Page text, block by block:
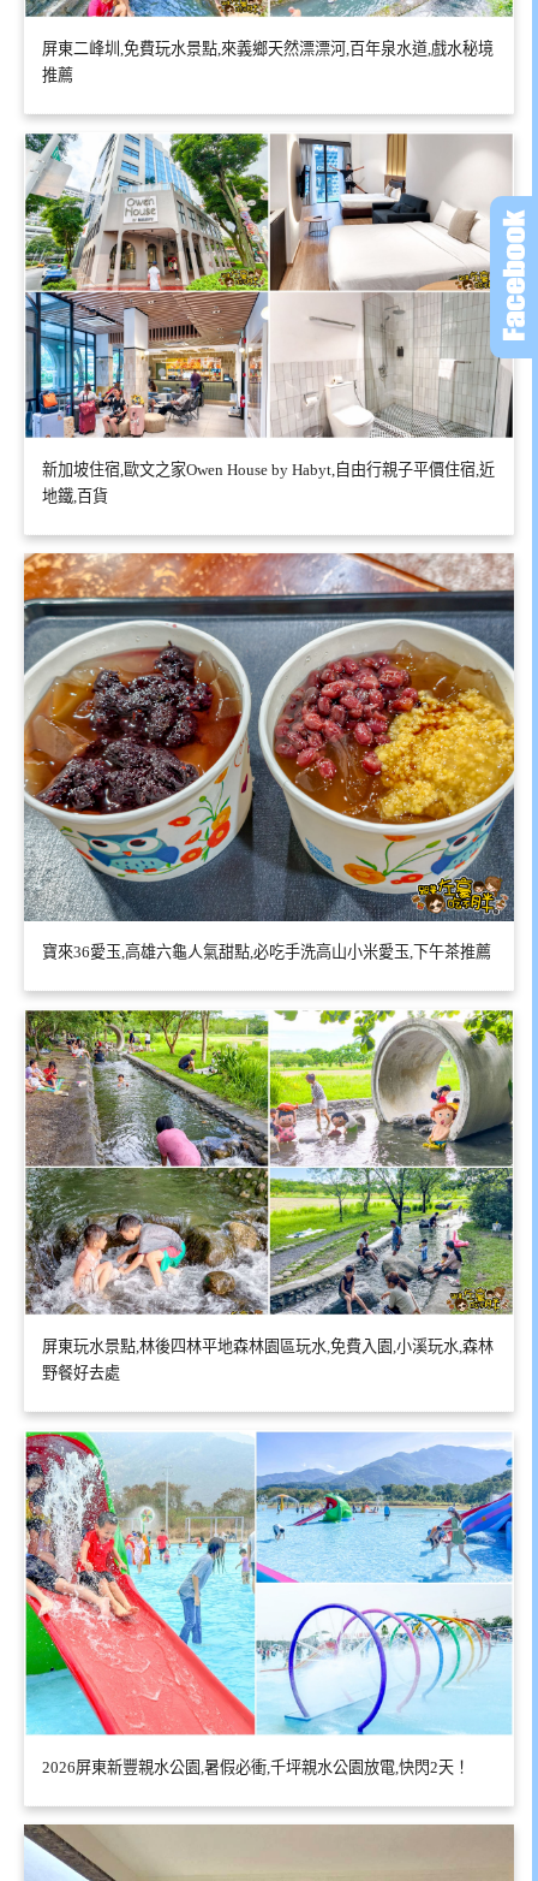
屏東二峰圳,免費玩水景點,來義鄉天然漂漂河,百年泉水道,戲水秘境
推薦
新加坡住宿,歐文之家Owen House by Habyt,自由行親子平價住宿,近
地鐵,百貨
寶來36愛玉,高雄六龜人氣甜點,必吃手洗高山小米愛玉,下午茶推薦
屏東玩水景點,林後四林平地森林園區玩水,免費入園,小溪玩水,森林
野餐好去處
2026屏東新豐親水公園,暑假必衝,千坪親水公園放電,快閃2天！